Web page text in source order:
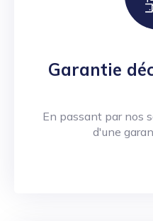
Garantie
En passant par nos
d'une